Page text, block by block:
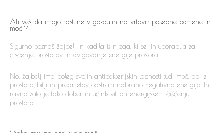
Ali veš, da imajo rastline v gozdu in na vrtovih posebne pomene in
moči?
Sigurno poznaš žajbelj in kadila iz njega, ki se jih uporablja za
čiščenje prostorov in dvigovanje energije prostora.
No, žajbelj ima poleg svojih antibakterijskih lastnosti tudi moč, da iz
prostora, bitji in predmetov odstrani nabrano negativno energijo. In
ravno zato je tako dober in učinkovit pri energijskem čiščenju
prostora.